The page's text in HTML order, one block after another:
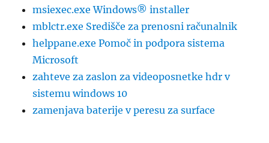
msiexec.exe Windows® installer
mblctr.exe Središče za prenosni računalnik
helppane.exe Pomoč in podpora sistema
Microsoft
zahteve za zaslon za videoposnetke hdr v
sistemu windows 10
zamenjava baterije v peresu za surface